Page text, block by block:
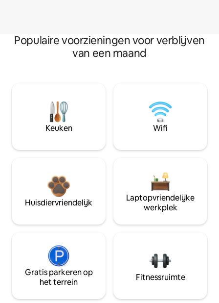
Populaire voorzieningen voor verblijven
van een maand
Keuken Wifi
Huisdiervriendelijk
Laptopvriendelijke
werkplek
Gratis parkeren op
het terrein
Fitnessruimte